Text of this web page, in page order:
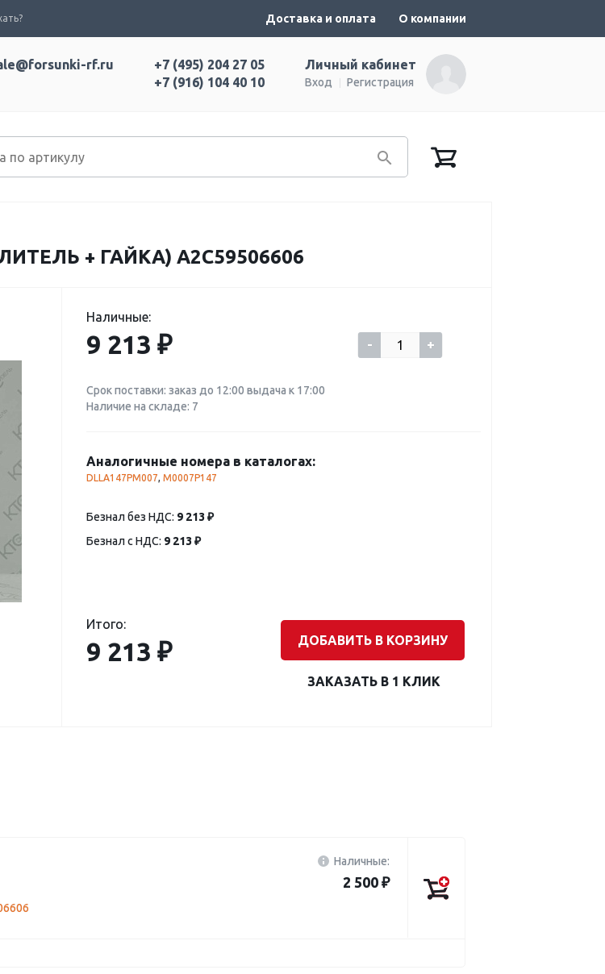
Доставка и оплата О компании
Личный кабинет
Вход Регистрация
+7 (495) 204 27 05
+7 (916) 104 40 10
rf.ru
+ ГАЙКА) A2C59506606
Наличные:
9 213 ₽ - +
Срок поставки: заказ до 12:00 выдача к 17:00
Наличие на складе: 7
Аналогичные номера в каталогах:
DLLA147PM007, M0007P147
Безнал без НДС: 9 213 ₽
Безнал с НДС: 9 213 ₽
Итого:
9 213 ₽ ДОБАВИТЬ В КОРЗИНУ
ЗАКАЗАТЬ В 1 КЛИК
Наличные:
2 500 ₽